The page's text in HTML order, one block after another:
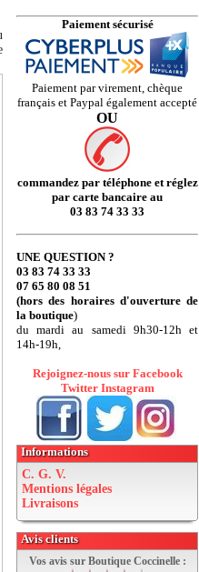
Paiement sécurisé
Paiement par virement, chèque
français et Paypal également accepté
OU
commandez par téléphone et réglez
par carte bancaire au
03 83 74 33 33
UNE QUESTION ?
03 83 74 33 33
07 65 80 08 51
(hors des horaires d'ouverture de
la boutique)
du mardi au samedi 9h30-12h et
14h-19h,
Rejoignez-nous sur Facebook
Twitter Instagram
Informations
C. G. V.
Mentions légales
Livraisons
Avis clients
Vos avis sur Boutique Coccinelle: